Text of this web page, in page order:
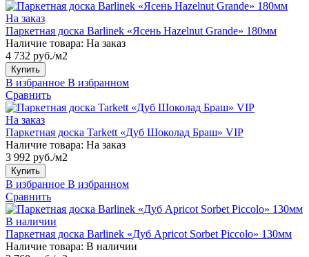
На заказ
Паркетная доска Barlinek «Ясень Hazelnut Grande» 180мм
Наличие товара: На заказ
4 732 руб./м2
Купить
В избранное В избранном
Сравнить
На заказ
Паркетная доска Tarkett «Дуб Шоколад Браш» VIP
Наличие товара: На заказ
3 992 руб./м2
Купить
В избранное В избранном
Сравнить
В наличии
Паркетная доска Barlinek «Дуб Apricot Sorbet Piccolo» 130мм
Наличие товара: В наличии